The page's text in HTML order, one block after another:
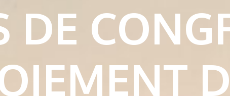
DE